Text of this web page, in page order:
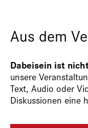
Aus dem
Dabeisein ist
unsere
Text, Audio oder
Diskussionen eine